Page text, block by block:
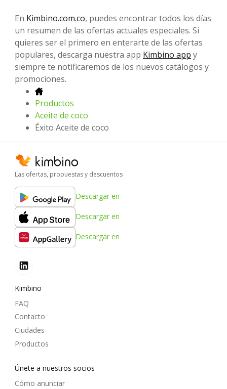
En Kimbino.com.co, puedes encontrar todos los días
un resumen de las ofertas actuales especiales. Si
quieres ser el primero en enterarte de las ofertas
populares, descarga nuestra app Kimbino app y
siempre te notificaremos de los nuevos catálogos y
promociones.
Productos
Aceite de coco
Éxito Aceite de coco
Las ofertas, propuestas y descuentos
Descargar en
Descargar en
Descargar en
Kimbino
FAQ
Contacto
Ciudades
Productos
Únete a nuestros socios
Cómo anunciar